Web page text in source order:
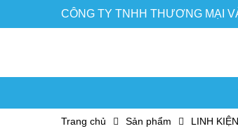
CÔNG TY TNHH THƯƠNG MẠI
Trang chủ Sản phẩm LINH